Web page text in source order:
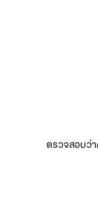
ตรวจสอบว่